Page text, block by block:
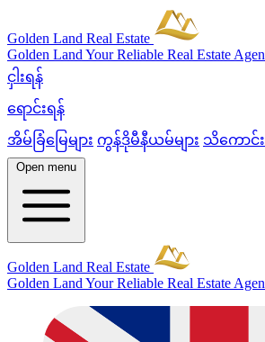
Golden Land Real Estate
Golden Land Your Reliable Real Estate
ငှါးရန်
ရောင်းရန်
အိမ်ခြံမြေများ ကွန်ဒိုမီနီယမ်များ သိကောင်း
Open menu
Golden Land Real Estate
Golden Land Your Reliable Real Estate